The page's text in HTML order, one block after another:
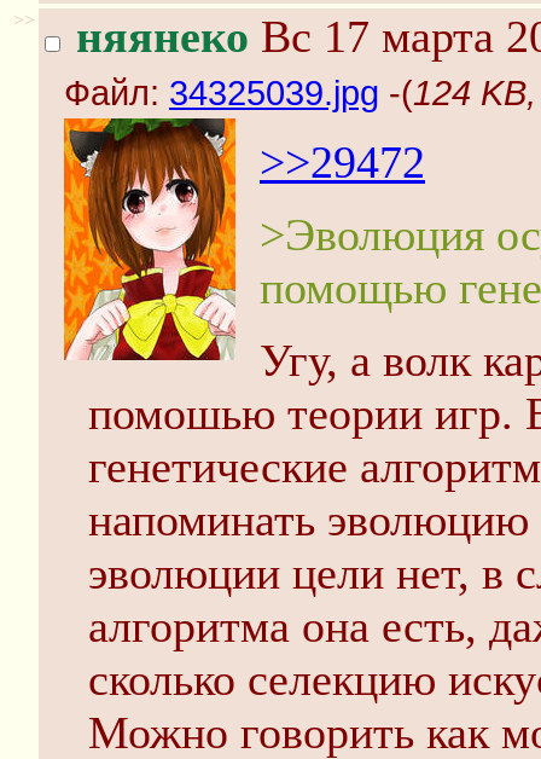
>> няянеко Вс 17 марта
Файл: 34325039.jpg -(124
>>29472
>Эволюция
помощью
Угу, а волк
помошью теории игр.
генетические
напоминать
эволюции цели нет, в
алгоритма она есть,
сколько селекцию
Можно говорить как